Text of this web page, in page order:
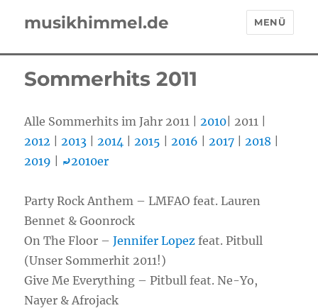
musikhimmel.de MENÜ
Sommerhits 2011
Alle Sommerhits im Jahr 2011 |2010 | 2011 |
2012 |2013 |2014 |2015 |2016 |2017 |2018
2019
⤾2010er
Party Rock Anthem – LMFAO feat. Lauren
Bennet & Goonrock
On The Floor –Jennifer Lopez feat. Pitbull
(Unser Sommerhit 2011!)
Give Me Everything – Pitbull feat. Ne-Yo,
Nayer & Afrojack